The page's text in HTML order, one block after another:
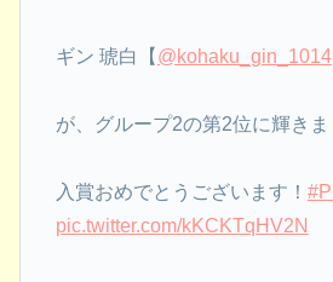
ギン 琥白【 @kohaku_gin_1014
が、グループ2の第2位に輝きま
入賞おめでとうございます！
pic.twitter.com/kKCKTqHV2N